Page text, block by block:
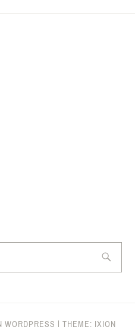
WORDPRESS THEME: IXION